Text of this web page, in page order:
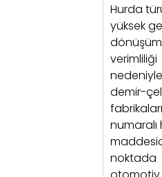
Hurda
yüksek
dönüşüm
verimliliği
nedeniyle
demir-
numaralı
noktada